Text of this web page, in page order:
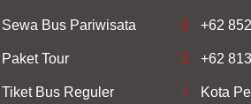
Sewa Bus Pariwisata
Paket Tour
Tiket Bus Reguler
+62
+62
Kota